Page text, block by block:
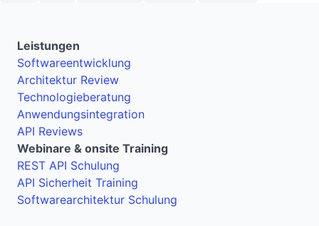
Leistungen
Softwareentwicklung
Architektur Review
Technologieberatung
Anwendungsintegration
API Reviews
Webinare & onsite Training
REST API Schulung
API Sicherheit Training
Softwarearchitektur Schulung